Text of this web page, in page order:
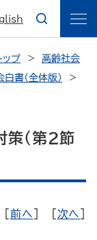
ップ
高齢社会
書（全体版）
（第2節
前へ 次へ